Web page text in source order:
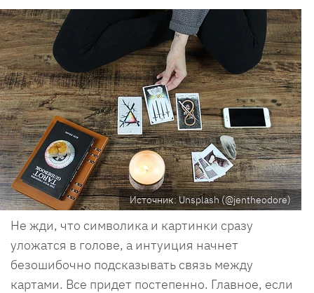
Источник: Unsplash (@jentheodore)
Не жди, что символика и картинки сразу
уложатся в голове, а интуиция начнет
безошибочно подсказывать связь между
картами. Все придет постепенно. Главное, если